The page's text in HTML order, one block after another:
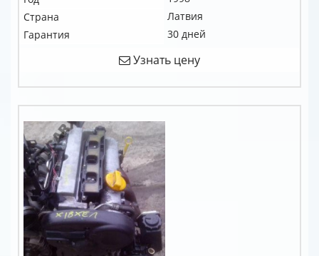
Страна
Латвия
Гарантия
30 дней
Узнать цену